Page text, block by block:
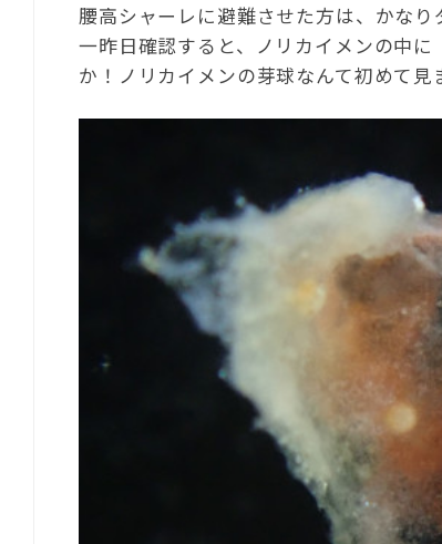
腰高シャーレに避難させた方は、かなり
一昨日確認すると、ノリカイメンの中
か！ノリカイメンの芽球なんて初めて見